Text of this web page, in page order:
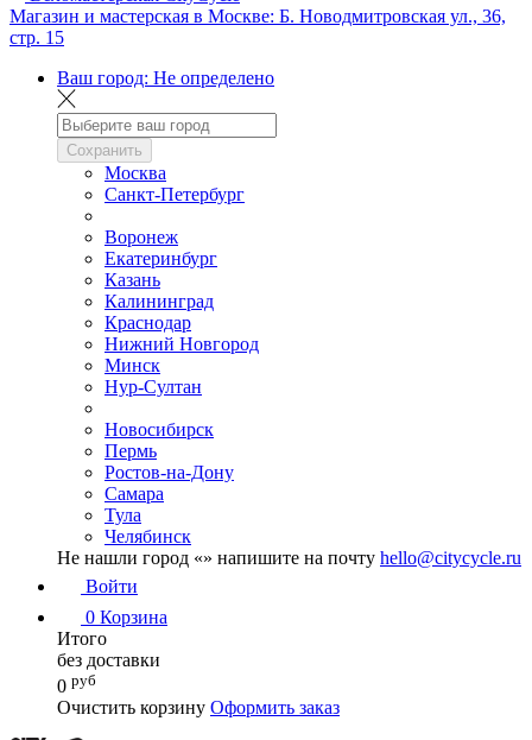
Магазин и мастерская в Москве: Б. Новодмитровская ул., 36,
стр. 15
Ваш город: Не определено
Сохранить
Москва
Санкт-Петербург
Воронеж
Екатеринбург
Казань
Калининград
Краснодар
Нижний Новгород
Минск
Нур-Султан
Новосибирск
Пермь
Ростов-на-Дону
Самара
Тула
Челябинск
Не нашли город «» напишите на почту hello@citycycle.ru
Войти
0 Корзина
Итого
без доставки
0 руб
Очистить корзину Оформить заказ